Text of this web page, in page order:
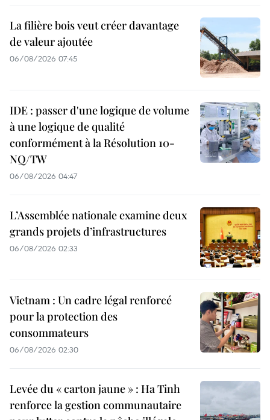
La filière bois veut créer davantage
de valeur ajoutée
06/08/2026 07:45
IDE : passer d'une logique de volume
à une logique de qualité
conformément à la Résolution 10-
NQ/TW
06/08/2026 04:47
L’Assemblée nationale examine deux
grands projets d’infrastructures
06/08/2026 02:33
Vietnam : Un cadre légal renforcé
pour la protection des
consommateurs
06/08/2026 02:30
Levée du « carton jaune » : Ha Tinh
renforce la gestion communautaire